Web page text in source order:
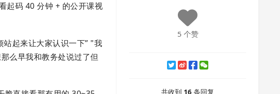
起码 40 分钟 + 的公开课视
站起来让大家认识一下” "我
么早我和教务处说过了但
5 个赞
共收到 16 条回复